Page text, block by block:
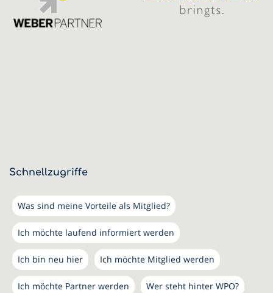
Schnellzugriffe
Was sind meine Vorteile als Mitglied?
Ich möchte laufend informiert werden
Ich bin neu hier Ich möchte Mitglied werden
Ich möchte Partner werden Wer steht hinter WPO?